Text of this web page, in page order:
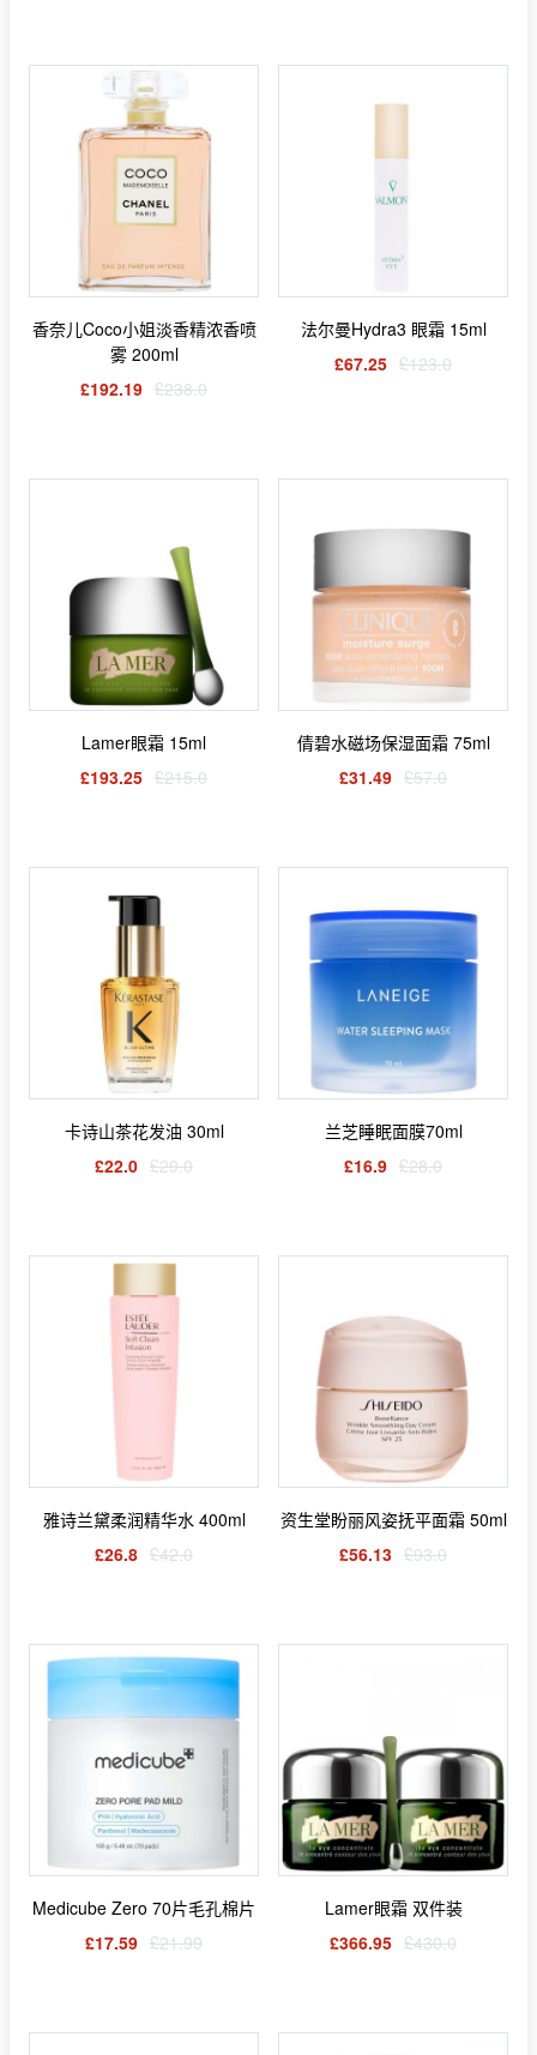
香奈儿Coco小姐淡香精浓香喷
雾 200ml
£192.19 £238.0
法尔曼Hydra3 眼霜 15ml
£67.25 £123.0
Lamer眼霜 15ml
£193.25 £215.0
倩碧水磁场保湿面霜 75ml
£31.49 £57.0
卡诗山茶花发油 30ml
£22.0 £29.0
兰芝睡眠面膜70ml
£16.9 £28.0
雅诗兰黛柔润精华水 400ml
£26.8 £42.0
资生堂盼丽风姿抚平面霜 50ml
£56.13 £93.0
Medicube Zero 70片毛孔棉片
£17.59 £21.99
Lamer眼霜 双件装
£366.95 £430.0